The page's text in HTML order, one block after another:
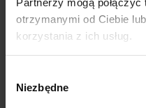
otrzymanymi od Ciebie
korzystania z ich usług.
zgody
Niezbędne
Oster - T-Finisher Cordless -
bezprzewodowo-sieciowa
maszynka wykończeniowa,
699,00 zł
dostawy